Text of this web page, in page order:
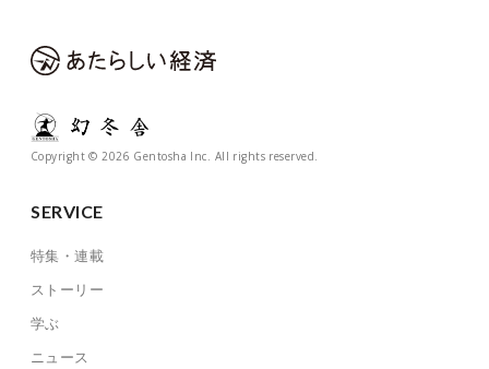
Copyright © 2026 Gentosha Inc. All rights reserved.
SERVICE
特集・連載
ストーリー
学ぶ
ニュース